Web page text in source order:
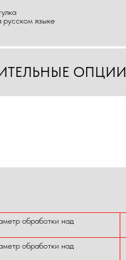
русском языке
ОПЦИИ
обработки над
обработки над